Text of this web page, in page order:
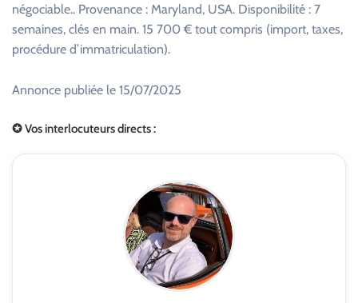
négociable.. Provenance : Maryland, USA. Disponibilité : 7
semaines, clés en main. 15 700 € tout compris (import, taxes,
procédure d’immatriculation).
Annonce publiée le 15/07/2025
✪ Vos interlocuteurs directs :